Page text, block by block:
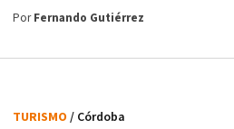
PorFernando Gutiérrez
TURISMO / Córdoba